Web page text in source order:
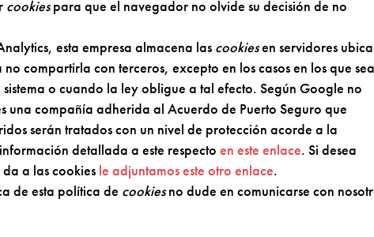
cookiespara que el navegador no olvide su decisión de no
esta empresa almacena las cookiesen servidores
compartirla con terceros, excepto en los casos en los que sea
o cuando la ley obligue a tal efecto. Según Google no
una compañía adherida al Acuerdo de Puerto Seguro que
serán tratados con un nivel de protección acorde a la
detallada a este respectoen este enlace. Si desea
a las cookies le adjuntamos este otro enlace.
de esta política de cookiesno dude en comunicarse con